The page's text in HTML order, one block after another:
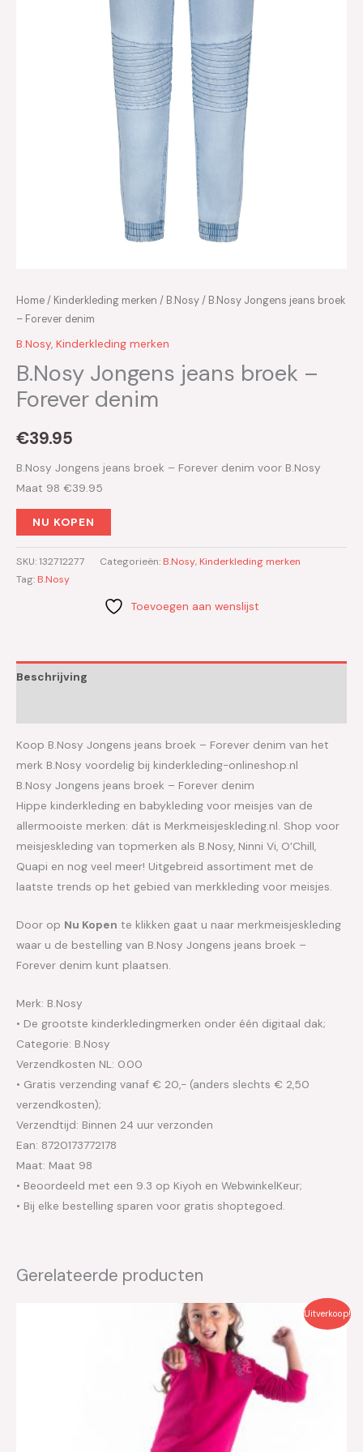
Home/ Kinderkleding merken / B.Nosy/ B.Nosy Jongens jeans broek
– Forever denim
B.Nosy, Kinderkleding merken
B.Nosy Jongens jeans broek –
Forever denim
€39.95
B.Nosy Jongens jeans broek – Forever denim voor B.Nosy
Maat 98 €39.95
NU KOPEN
SKU:132712277 Categorieën: B.Nosy, Kinderkleding merken
Tag: B.Nosy
Toevoegen aan wenslijst
Beschrijving
Koop B.Nosy Jongens jeans broek – Forever denim van het
merk B.Nosy voordelig bij kinderkleding-onlineshop.nl
B.Nosy Jongens jeans broek – Forever denim
Hippe kinderkleding en babykleding voor meisjes van de
allermooiste merken: dát is Merkmeisjeskleding.nl. Shop voor
meisjeskleding van topmerken als B.Nosy, Ninni Vi, O’Chill,
Quapi en nog veel meer! Uitgebreid assortiment met de
laatste trends op het gebied van merkkleding voor meisjes.
Door op Nu Kopen te klikken gaat u naar merkmeisjeskleding
waar u de bestelling van B.Nosy Jongens jeans broek –
Forever denim kunt plaatsen.
Merk: B.Nosy
• De grootste kinderkledingmerken onder één digitaal dak;
Categorie: B.Nosy
Verzendkosten NL: 0.00
• Gratis verzending vanaf € 20,- (anders slechts € 2,50
verzendkosten);
Verzendtijd: Binnen 24 uur verzonden
Ean: 8720173772178
Maat: Maat 98
• Beoordeeld met een 9.3 op Kiyoh en WebwinkelKeur;
• Bij elke bestelling sparen voor gratis shoptegoed.
Gerelateerde producten
Uitverkoop!